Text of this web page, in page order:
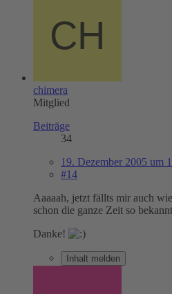
chimera
Mitglied
Beiträge
34
19. Dezember 2005 um
#14
Aaaaah, jetzt fällts mir auch
schon die ganze Zeit so
Danke!
Inhalt melden